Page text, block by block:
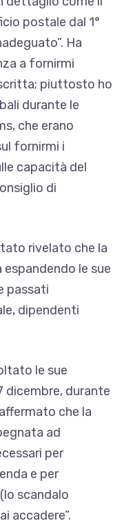
postale dal 1°
Ha
a fornirmi
piuttosto ho
durante le
che erano
fornirmi i
capacità del
di
rivelato che la
le sue
passati
dipendenti
le sue
dicembre, durante
che la
ad
per
e per
scandalo
accadere”.